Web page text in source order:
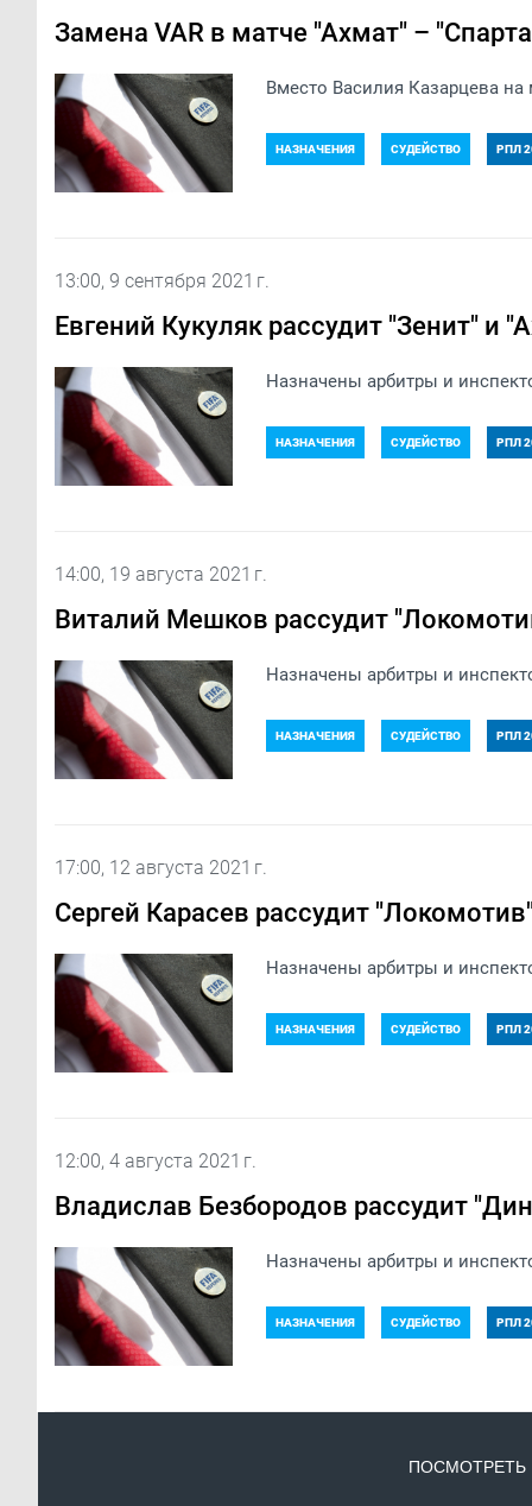
Замена VAR в матче "Ахмат" –
Вместо Василия Казарцева на
НАЗНАЧЕНИЯ СУДЕЙСТВО РПЛ
13:00, 9 сентября 2021 г.
Евгений Кукуляк рассудит "Зенит" и
Назначены арбитры и
НАЗНАЧЕНИЯ СУДЕЙСТВО РПЛ
14:00, 19 августа 2021 г.
Виталий Мешков рассудит
Назначены арбитры и
НАЗНАЧЕНИЯ СУДЕЙСТВО РПЛ
17:00, 12 августа 2021 г.
Сергей Карасев рассудит
Назначены арбитры и
НАЗНАЧЕНИЯ СУДЕЙСТВО РПЛ
12:00, 4 августа 2021 г.
Владислав Безбородов рассудит
Назначены арбитры и
НАЗНАЧЕНИЯ СУДЕЙСТВО РПЛ
ПОСМОТРЕТЬ